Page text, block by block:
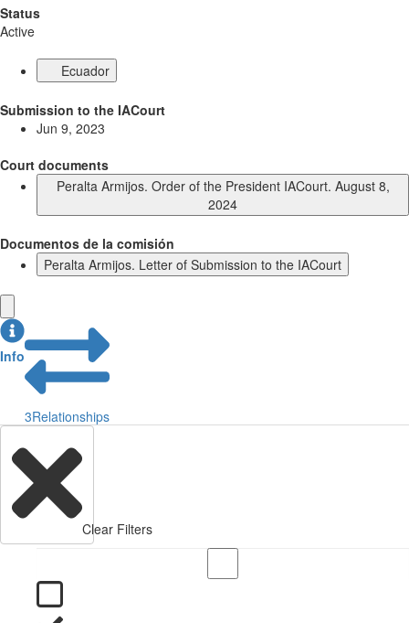
Status
Active
Ecuador
Submission to the IACourt
Jun 9, 2023
Court documents
Peralta Armijos. Order of the President IACourt. August 8,
2024
Documentos de la comisión
Peralta Armijos. Letter of Submission to the IACourt
Info
3Relationships
Clear Filters